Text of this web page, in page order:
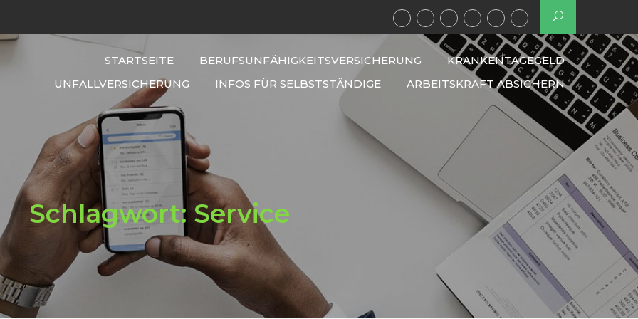
STARTSEITE BERUFSUNFÄHIGKEITSVERSICHERUNG
KRANKENTAGEGELD
UNFALLVERSICHERUNG
INFOS FÜR SELBSTSTÄNDIGE ARBEITSKRAFT ABSICHERN
Schlagwort: Service